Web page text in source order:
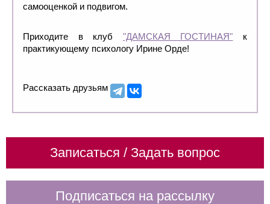
самооценкой и подвигом.
Приходите в клуб "ДАМСКАЯ ГОСТИНАЯ" к
практикующему психологу Ирине Орде!
Рассказать друзьям
Записаться / Задать вопрос
Подписаться на рассылку